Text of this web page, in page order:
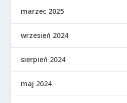
marzec 2025
wrzesień 2024
sierpień 2024
maj 2024